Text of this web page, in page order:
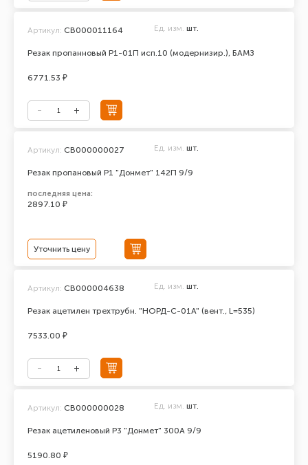
Резак пропанновый Р1-01П исп.10 (модернизир.), БАМЗ
Артикул: СВ000011164 Ед. изм. шт.
6771.53 ₽
Резак пропановый Р1 "Донмет" 142П 9/9
Артикул: СВ000000027 Ед. изм. шт.
последняя цена:
2897.10 ₽
Уточнить цену
Резак ацетилен трехтрубн. "НОРД-С-01А" (вент., L=535)
Артикул: СВ000004638 Ед. изм. шт.
7533.00 ₽
Резак ацетиленовый Р3 "Донмет" 300А 9/9
Артикул: СВ000000028 Ед. изм. шт.
5190.80 ₽